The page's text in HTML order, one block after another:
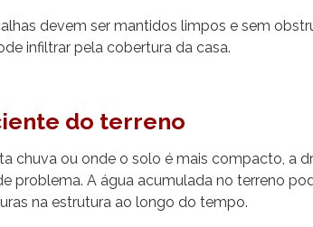
devem ser mantidos limpos e sem
infiltrar pela cobertura da casa.
do terreno
chuva ou onde o solo é mais compacto, a
problema. A água acumulada no terreno
na estrutura ao longo do tempo.